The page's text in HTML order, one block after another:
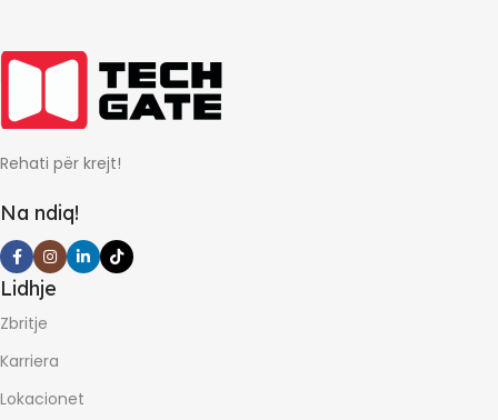
Rehati për krejt!
Na ndiq!
Lidhje
Zbritje
Karriera
Lokacionet